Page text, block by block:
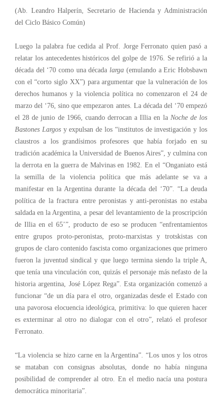
(Ab. Leandro Halperín, Secretario de Hacienda y Administración
del Ciclo Básico Común)
Luego la palabra fue cedida al Prof. Jorge Ferronato quien pasó a
relatar los antecedentes históricos del golpe de 1976. Se refirió a la
década del ‘70 como una décadalarga (emulando a Eric Hobsbawn
con el “corto siglo XX”) para argumentar que la vulneración de los
derechos humanos y la violencia política no comenzaron el 24 de
marzo del ‘76, sino que empezaron antes. La década del ‘70 empezó
el 28 de junio de 1966, cuando derrocan a Illia en la Noche de los
Bastones Largos y expulsan de los “institutos de investigación y los
claustros a los grandísimos profesores que había forjado en su
tradición académica la Universidad de Buenos Aires”, y culmina con
la derrota en la guerra de Malvinas en 1982. En el “Onganiato está
la semilla de la violencia política que más adelante se va a
manifestar en la Argentina durante la década del ‘70”. “La deuda
política de la fractura entre peronistas y anti-peronistas no estaba
saldada en la Argentina, a pesar del levantamiento de la proscripción
de Illia en el 65’”, producto de eso se producen “enfrentamientos
entre grupos proto-peronistas, proto-marxistas y trotskistas con
grupos de claro contenido fascista como organizaciones que primero
fueron la juventud sindical y que luego termina siendo la triple A,
que tenía una vinculación con, quizás el personaje más nefasto de la
historia argentina, José López Rega”. Esta organización comenzó a
funcionar “de un día para el otro, organizadas desde el Estado con
una pavorosa elocuencia ideológica, primitiva: lo que quieren hacer
es exterminar al otro no dialogar con el otro”, relató el profesor
Ferronato.
“La violencia se hizo carne en la Argentina”. “Los unos y los otros
se mataban con consignas absolutas, donde no había ninguna
posibilidad de comprender al otro. En el medio nacía una postura
democrática minoritaria”.